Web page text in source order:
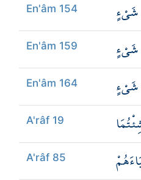
En'âm 154 شَيْءٍ
En'âm 159 شَيْءٍ
En'âm 164 شَيْءٍ
A'râf 19
A'râf 85